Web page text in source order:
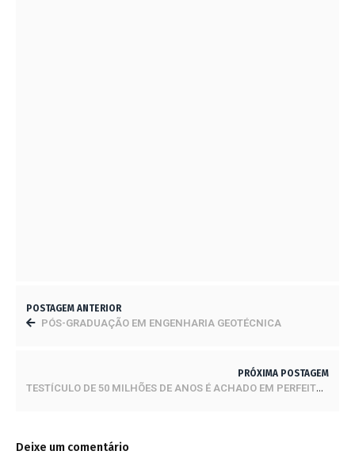
POSTAGEM ANTERIOR
PÓS-GRADUAÇÃO EM ENGENHARIA GEOTÉCNICA
PRÓXIMA POSTAGEM
TESTÍCULO DE 50 MILHÕES DE ANOS É ACHADO EM PERFEITO ESTADO DE CONSERVAÇÃO
Deixe um comentário